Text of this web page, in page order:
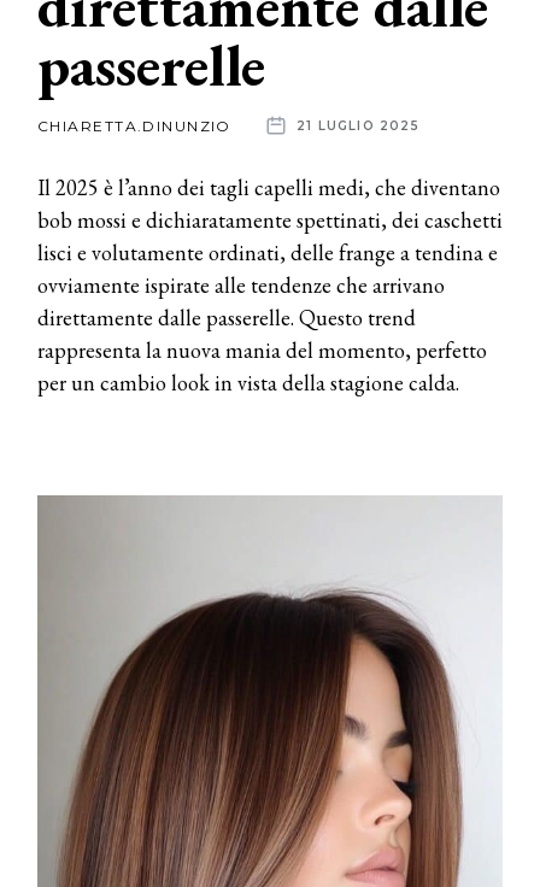
News
dalle
passerelle
CHIARETTA.DINUNZIO 21 LUGLIO 2025
Il 2025 è l’anno dei tagli capelli medi, che diventano
bob mossi e dichiaratamente spettinati, dei caschetti
lisci e volutamente ordinati, delle frange a tendina e
ovviamente ispirate alle tendenze che arrivano
direttamente dalle passerelle. Questo trend
rappresenta la nuova mania del momento, perfetto
per un cambio look in vista della stagione calda.